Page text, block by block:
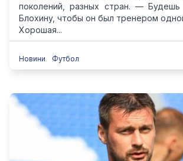
поколений, разных стран. —
Блохину, чтобы он был тренером
Хорошая...
Новини Футбол